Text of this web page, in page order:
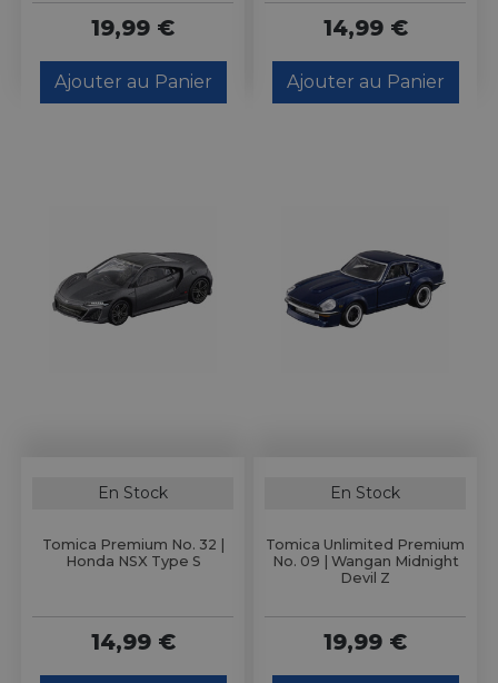
19,99 €
Ajouter au Panier
14,99 €
Ajouter au Panier
En Stock
Tomica Premium No. 32 |
Honda NSX Type S
14,99 €
En Stock
Tomica Unlimited Premium
No. 09 | Wangan Midnight
Devil Z
19,99 €